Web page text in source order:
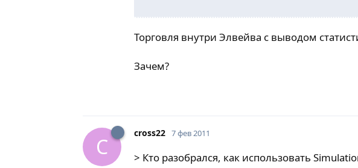
Торговля внутри Элвейва с выводом
Зачем?
C
cross22 7 фев 2011
> Кто разобрался, как использовать